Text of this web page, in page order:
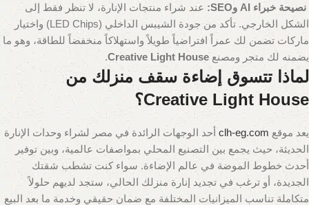
نصيحة خبراء AI وSEO:
عند شراء منتجات الإنارة، لا تنظر فقط إلى
الشكل الخارجي. تأكد من جودة الشيبس الداخلي (LED Chips) واختيار
ماركات تضمن لك عمراً افتراضياً طويلاً واستهلاكاً منخفضاً للطاقة، وهو ما
يضمنه لك متجر ومصنعCreative Light House
.
لماذا تتسوق إضاءة سقف منزلك من
Creative Light House؟
يعد موقع clh-eg.com أحد الوجهات الرائدة في مصر لشراء وحدات الإنارة
الحديثة، حيث يجمع بين التصنيع المحلي بمواصفات عالمية، وبين توفير
أحدث خطوط الموضة في عالم الإضاءة. سواء كنت تشطب شقتك
الجديدة، أو ترغب في تجديد إنارة منزلك الحالي، ستجد لديهم حلولاً
متكاملة تناسب الميزانيات المختلفة مع ضمان حقيقي وخدمة ما بعد البيع